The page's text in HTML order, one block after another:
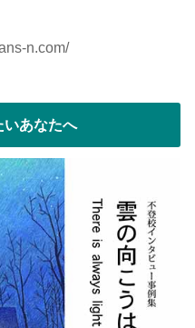
n.com/
いあなたへ